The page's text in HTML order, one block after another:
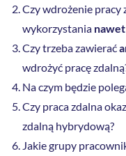
Czy wdrożenie pracy
wykorzystania
Czy trzeba zawierać
wdrożyć pracę
Na czym będzie
Czy praca zdalna
zdalną hybrydową?
Jakie grupy